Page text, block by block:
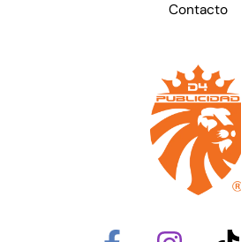
Contacto